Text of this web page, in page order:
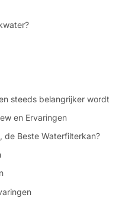
steeds belangrijker wordt
en Ervaringen
de Beste Waterfilterkan?